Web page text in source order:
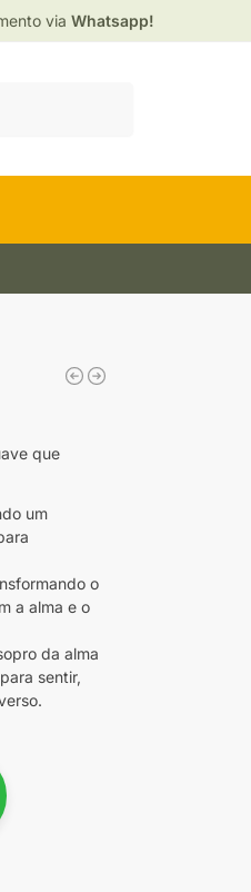
via Whatsapp!
que
um
o
a alma e o
da alma
sentir,